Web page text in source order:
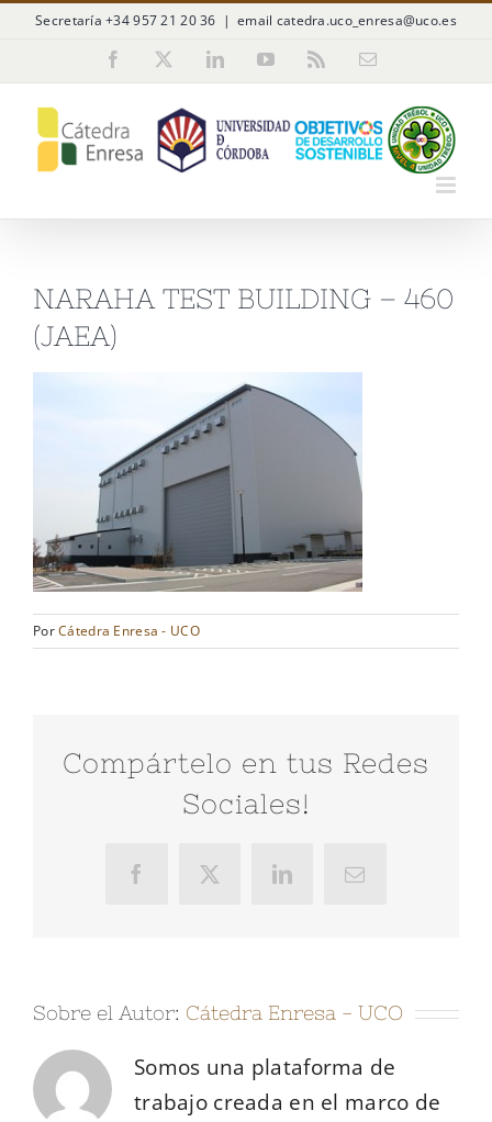
Saltar
contenido
Secretaría +34 957 21 20 36 | email catedra.uco_enresa@uco.es
Facebook LinkedInYouTube
Correo
NARAHA TEST BUILDING – 460
(JAEA)
PorCátedra Enresa - UCO
Compártelo en tus Redes
Sociales!
FacebookX LinkedInCorreo
Sobre el Autor: Cátedra Enresa - UCO
Somos una plataforma de
trabajo creada en el marco de